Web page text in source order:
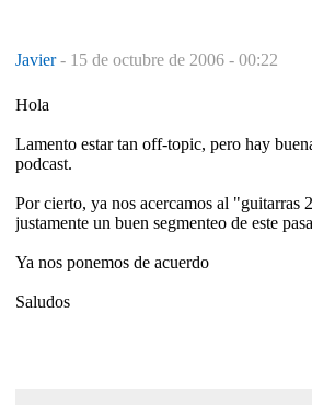
Javier- 15 de octubre de 2006 - 00:22
Hola
Lamento estar tan off-topic, pero hay
podcast.
Por cierto, ya nos acercamos al "guitarras
justamente un buen segmenteo de este
Ya nos ponemos de acuerdo
Saludos